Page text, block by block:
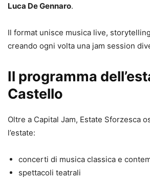
Luca De Gennaro.
Il format unisce musica live,
creando ogni volta una jam session
Il programma
Castello
Oltre a Capital Jam, Estate Sforzesca
l’estate:
concerti di musica classica e
spettacoli teatrali